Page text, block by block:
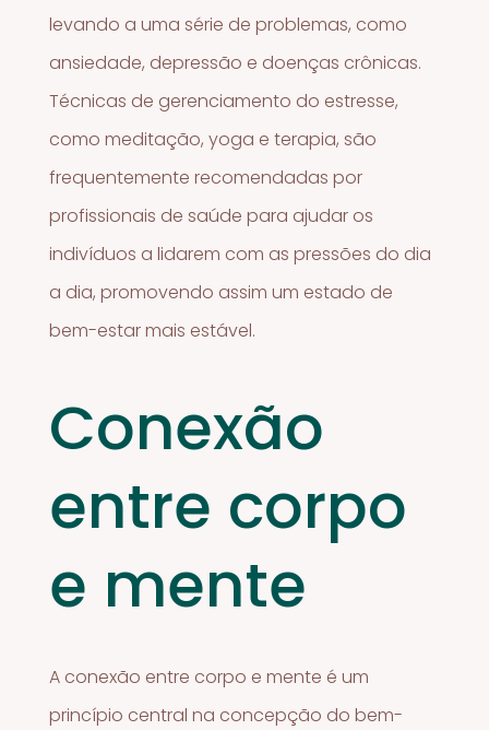
levando a uma série de problemas, como
ansiedade, depressão e doenças crônicas.
Técnicas de gerenciamento do estresse,
como meditação, yoga e terapia, são
frequentemente recomendadas por
profissionais de saúde para ajudar os
indivíduos a lidarem com as pressões do dia
a dia, promovendo assim um estado de
bem-estar mais estável.
Conexão
entre corpo
e mente
A conexão entre corpo e mente é um
princípio central na concepção do bem-